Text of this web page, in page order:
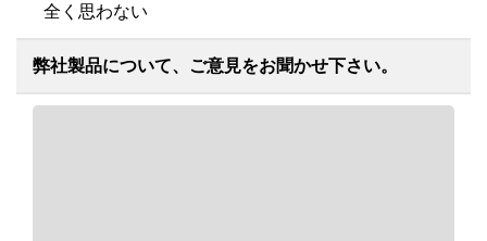
全く思わない
弊社製品について、ご意見をお聞かせ下さい。